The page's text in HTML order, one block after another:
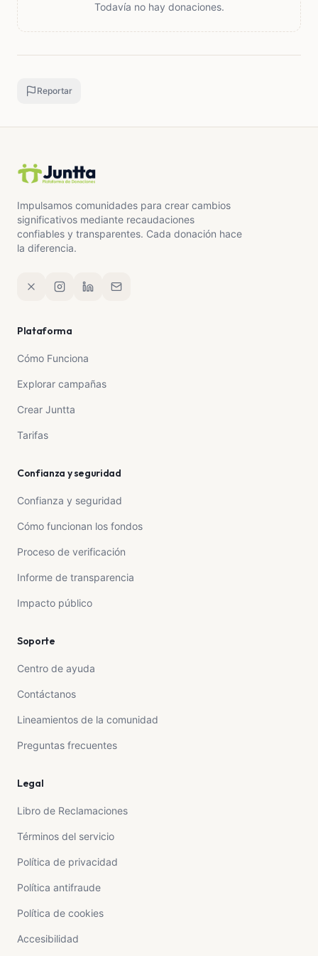
Todavía no hay donaciones.
Reportar
Impulsamos comunidades para crear cambios
significativos mediante recaudaciones
confiables y transparentes. Cada donación hace
la diferencia.
Plataforma
Cómo Funciona
Explorar campañas
Crear Juntta
Tarifas
Confianza y seguridad
Confianza y seguridad
Cómo funcionan los fondos
Proceso de verificación
Informe de transparencia
Impacto público
Soporte
Centro de ayuda
Contáctanos
Lineamientos de la comunidad
Preguntas frecuentes
Legal
Libro de Reclamaciones
Términos del servicio
Política de privacidad
Política antifraude
Política de cookies
Accesibilidad